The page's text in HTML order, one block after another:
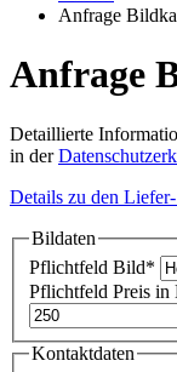
Anfrage
Anfrage
Detaillierte
in der
Details zu den
Bildaten
Pflichtfeld Bild*
Pflichtfeld Preis in
Kontaktdaten